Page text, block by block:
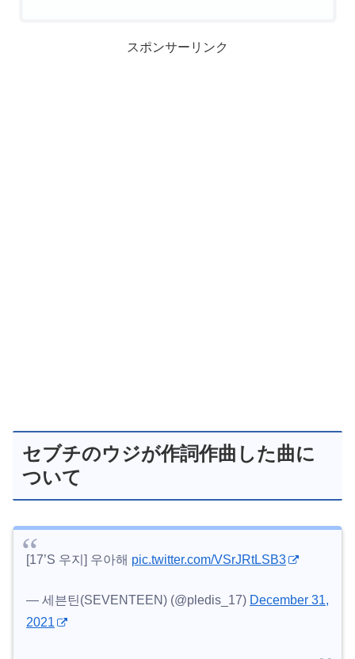
スポンサーリンク
セブチのウジが作詞作曲した曲に
ついて
[17’S 우지] 우아해 pic.twitter.com/VSrJRtLSB3
— 세븐틴(SEVENTEEN) (@pledis_17) December 31,
2021